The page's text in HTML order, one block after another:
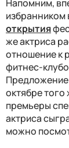
Напомним,
избранником
открытия
же актриса
отношение к
фитнес-
Предложение
октябре того
премьеры
актриса
можно